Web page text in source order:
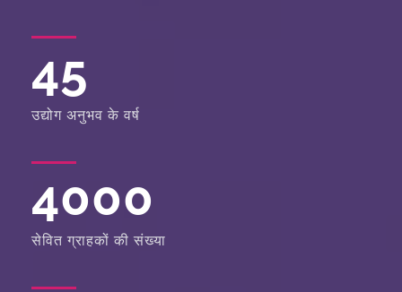
45
उद्योग अनुभव के वर्ष
4000
सेवित ग्राहकों की संख्या